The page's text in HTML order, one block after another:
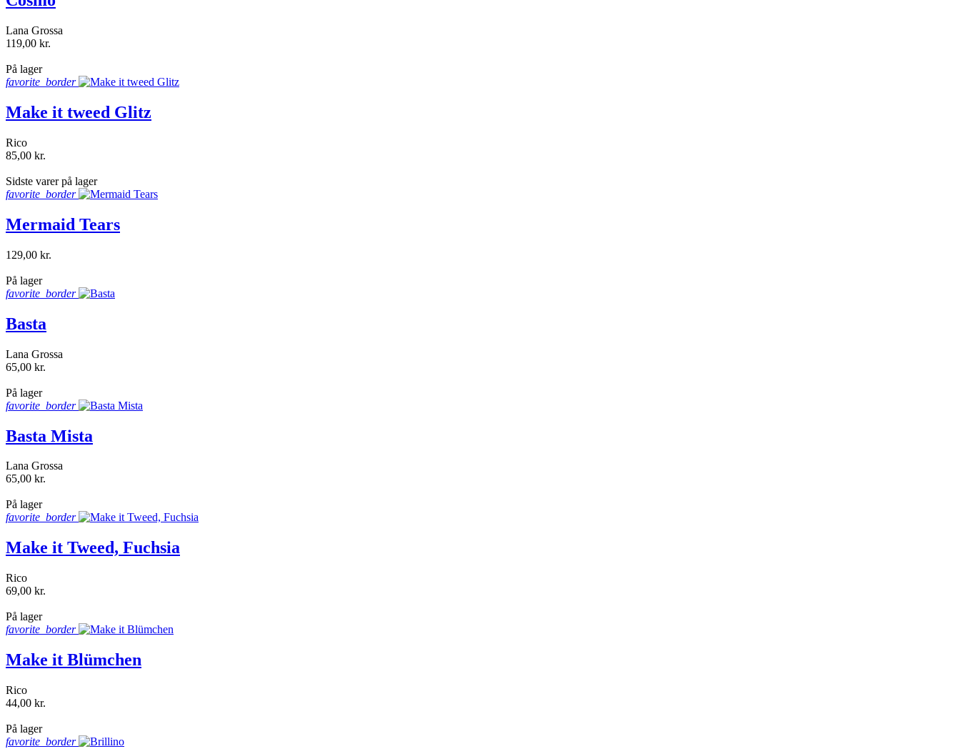
Lana Grossa
119,00 kr.
På lager
favorite_border
Make it tweed Glitz
Rico
85,00 kr.
Sidste varer på lager
favorite_border
Mermaid Tears
129,00 kr.
På lager
favorite_border
Basta
Lana Grossa
65,00 kr.
På lager
favorite_border
Basta Mista
Lana Grossa
65,00 kr.
På lager
favorite_border
Make it Tweed, Fuchsia
Rico
69,00 kr.
På lager
favorite_border
Make it Blümchen
Rico
44,00 kr.
På lager
favorite_border